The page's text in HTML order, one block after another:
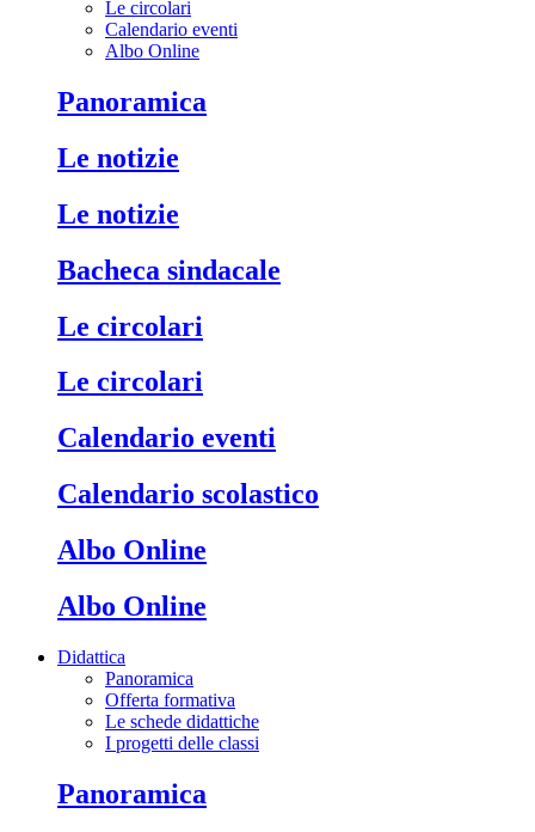
Le circolari
Calendario eventi
Albo Online
Panoramica
Le notizie
Le notizie
Bacheca sindacale
Le circolari
Le circolari
Calendario eventi
Calendario scolastico
Albo Online
Albo Online
Didattica
Panoramica
Offerta formativa
Le schede didattiche
I progetti delle classi
Panoramica